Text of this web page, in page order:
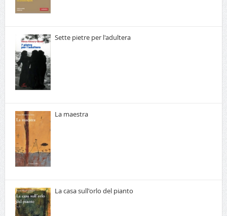
Sette pietre per l'adultera
La maestra
La casa sull'orlo del pianto